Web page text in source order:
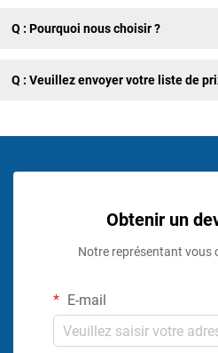
Q : Pourquoi nous choisir ?
Q : Veuillez envoyer votre liste de
Obtenir un
Notre représentant vous
E-mail